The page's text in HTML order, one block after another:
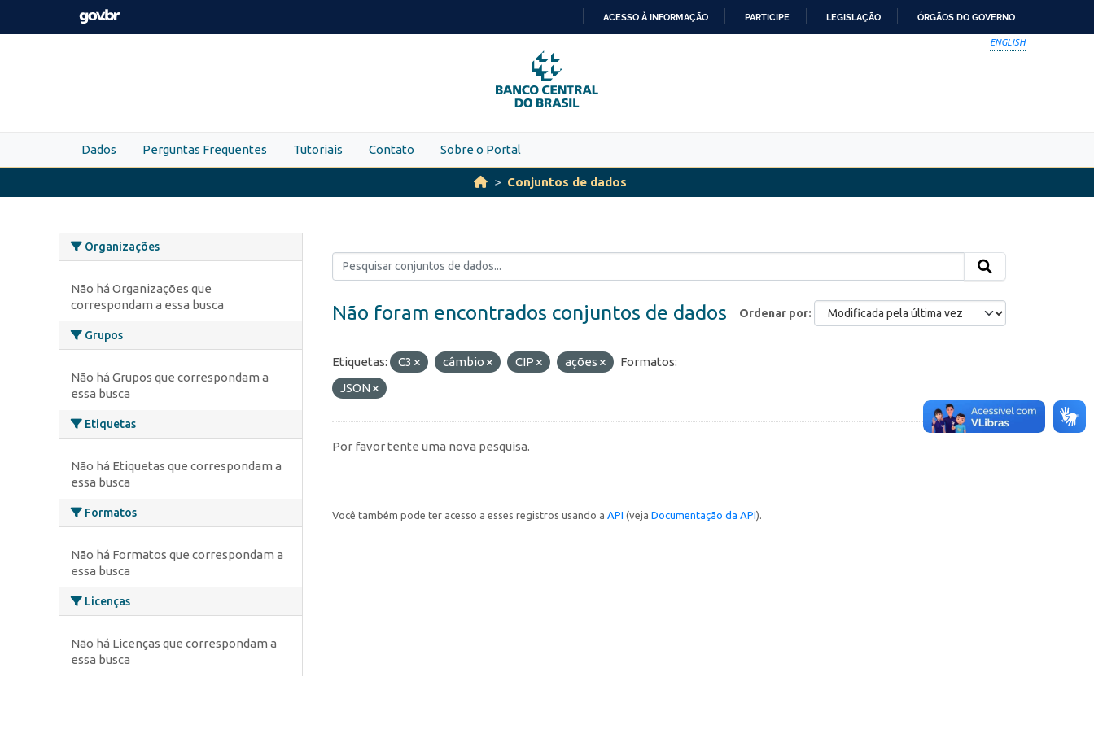
Skip to main content
PARA
O
CONTEÚDO
ACESSO À INFORMAÇÃO PARTICIPE LEGISLAÇÃO ÓRGÃOS DO GOVERNO
ENGLISH
Dados Perguntas Frequentes Tutoriais Contato Sobre o Portal
Conjuntos de dados
Organizações
Não há Organizações que
correspondam a essa busca
Grupos
Não há Grupos que correspondam a
essa busca
Etiquetas
Não há Etiquetas que correspondam a
essa busca
Formatos
Não há Formatos que correspondam a
essa busca
Licenças
Não há Licenças que correspondam a
essa busca
Ordenar por
Não foram encontrados conjuntos de dados
Etiquetas: C3 câmbio CIP ações
Formatos:
JSON
Por favor tente uma nova pesquisa.
Você também pode ter acesso a esses registros usando a API (veja Documentação da API).